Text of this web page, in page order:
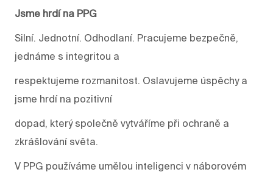
Jsme hrdí na PPG
Silní. Jednotní. Odhodlaní. Pracujeme bezpečně,
jednáme s integritou a
respektujeme rozmanitost. Oslavujeme úspěchy a
jsme hrdí na pozitivní
dopad, který společně vytváříme při ochraně a
zkrášlování světa.
V PPG používáme umělou inteligenci v náborovém